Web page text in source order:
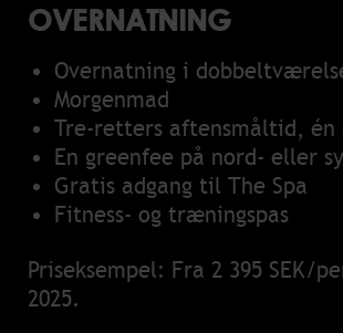
OVERNATNING
Overnatning i
Morgenmad
Tre-retters aftensmåltid, én
En greenfee på nord- eller
Gratis adgang til The Spa
Fitness- og træningspas
Priseksempel: Fra 2 395 SEK/
2025.